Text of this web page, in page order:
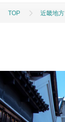
TOP 近畿地方